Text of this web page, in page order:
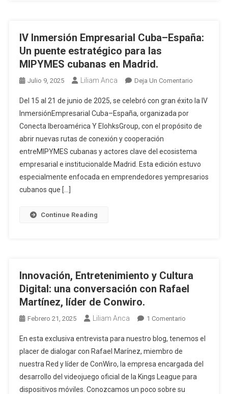
IV Inmersión Empresarial Cuba–España:
Un puente estratégico para las
MIPYMES cubanas en Madrid.
Julio 9, 2025 Liliam Anca Deja Un Comentario
Del 15 al 21 de junio de 2025, se celebró con gran éxito la IV
InmersiónEmpresarial Cuba–España, organizada por
Conecta Iberoamérica Y ElohksGroup, con el propósito de
abrir nuevas rutas de conexión y cooperación
entreMIPYMES cubanas y actores clave del ecosistema
empresarial e institucionalde Madrid. Esta edición estuvo
especialmente enfocada en emprendedores yempresarios
cubanos que […]
Continue Reading
Innovación, Entretenimiento y Cultura
Digital: una conversación con Rafael
Martínez, líder de Conwiro.
Febrero 21, 2025 Liliam Anca 1 Comentario
En esta exclusiva entrevista para nuestro blog, tenemos el
placer de dialogar con Rafael Marínez, miembro de
nuestra Red y líder de ConWiro, la empresa encargada del
desarrollo del videojuego oficial de la Kings League para
dispositivos móviles. Conozcamos un poco sobre su